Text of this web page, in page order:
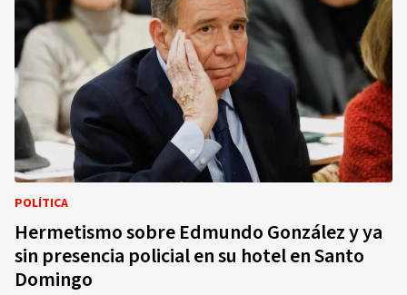
POLÍTICA
Hermetismo sobre Edmundo González y ya
sin presencia policial en su hotel en Santo
Domingo